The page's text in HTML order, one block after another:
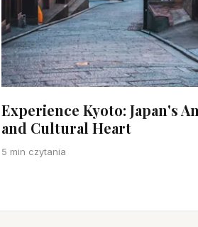
Experience Kyoto: Japan's
and Cultural Heart
5 min czytania